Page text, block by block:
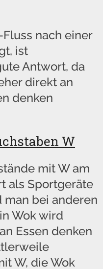
nach einer
ist
Antwort, da
direkt an
denken
W
mit W am
als Sportgeräte
bei anderen
Wok wird
Essen denken
W, die Wok